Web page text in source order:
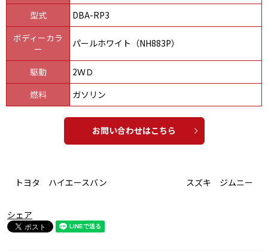
型式
DBA-RP3
ボディーカラ
ー
パールホワイト（NH883P）
駆動
2ＷＤ
燃料
ガソリン
お問い合わせはこちら
トヨタ ハイエースバン スズキ ジムニー
シェア